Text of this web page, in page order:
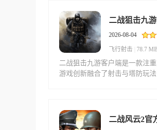
二战狙击九
2026-08-04
飞行射击 78.7
二战狙击九游客户端是一款注
游戏创新融合了射击与塔防玩
二战风云2官